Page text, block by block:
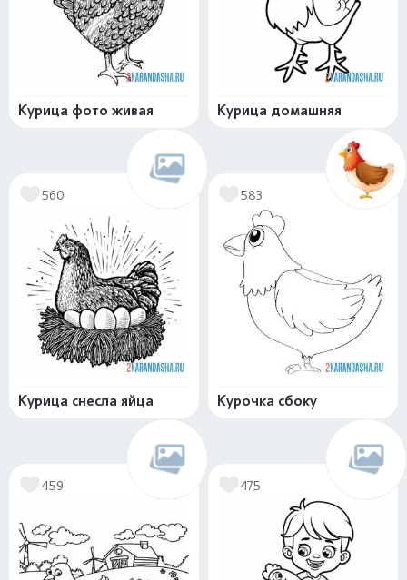
Курица фото живая Курица домашняя
560
Курица снесла яйца
583
Курочка сбоку
459 475